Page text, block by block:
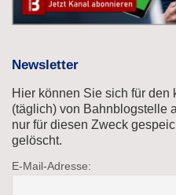
Newsletter
Hier können Sie sich für den
(täglich) von Bahnblogstelle
nur für diesen Zweck
gelöscht.
E-Mail-Adresse: